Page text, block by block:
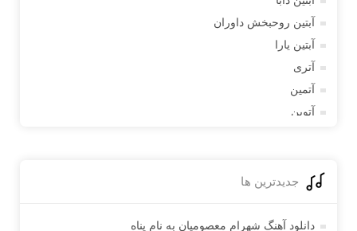
آبتین روحبخش داوران
آبتین یارا
آتری
آتمین
آتوین
آدوین
آدینه
جدیدترین ها
دانلود آهنگ شهرام معصومیان به نام پناه